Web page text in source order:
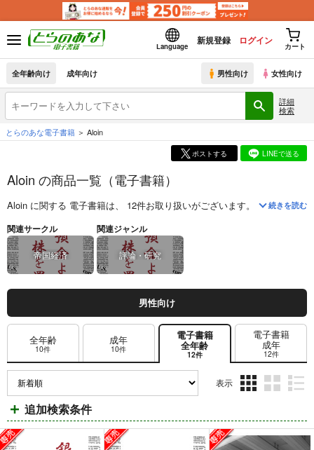
Language
新規登録 ログイン
カート
全年齢向け 成年向け 男性向け 女性向け
詳細
検索
とらのあな電子書籍 Aloin
ポストする LINEで送る
Aloin の商品一覧（電子書籍）
Aloin に関する 電子書籍は、 12件お取り扱いがございます。 「銀行預金
続きを読む
関連サークル
帝国経済
関連ジャンル
評論・研究
男性向け
全年齢
10件
成年
10件
電子書籍
全年齢
12件
電子書籍
成年
12件
表示
ム
表
示
ム
表
示
ム
表
示
追加検索条件